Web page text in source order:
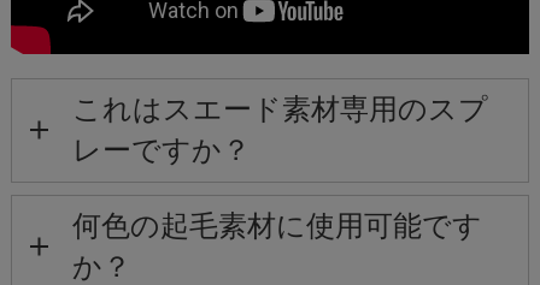
これはスエード素材専用のスプ
レーですか？
何色の起毛素材に使用可能です
か？